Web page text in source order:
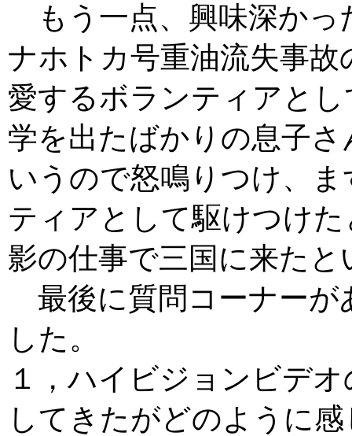
もう一点、興味深かっ
ナホトカ号重油流失事
愛するボランティアと
学を出たばかりの息子
いうので怒鳴りつけ、
ティアとして駆けつけ
影の仕事で三国に来たと
最後に質問コーナーが
した。
１，ハイビジョンビデ
してきたがどのように